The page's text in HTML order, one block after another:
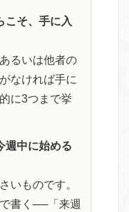
こそ、手に入
るいは他者の
なければ手に
に3つまで挙
週中に始める
いものです。
書く──「来週